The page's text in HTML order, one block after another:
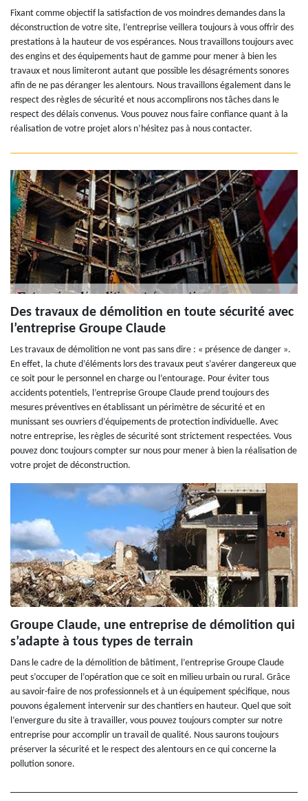
Fixant comme objectif la satisfaction de vos moindres demandes dans la
déconstruction de votre site, l’entreprise veillera toujours à vous offrir des
prestations à la hauteur de vos espérances. Nous travaillons toujours avec
des engins et des équipements haut de gamme pour mener à bien les
travaux et nous limiteront autant que possible les désagréments sonores
afin de ne pas déranger les alentours. Nous travaillons également dans le
respect des règles de sécurité et nous accomplirons nos tâches dans le
respect des délais convenus. Vous pouvez nous faire confiance quant à la
réalisation de votre projet alors n’hésitez pas à nous contacter.
Des travaux de démolition en toute sécurité avec
l’entreprise Groupe Claude
Les travaux de démolition ne vont pas sans dire : « présence de danger ».
En effet, la chute d’éléments lors des travaux peut s’avérer dangereux que
ce soit pour le personnel en charge ou l’entourage. Pour éviter tous
accidents potentiels, l’entreprise Groupe Claude prend toujours des
mesures préventives en établissant un périmètre de sécurité et en
munissant ses ouvriers d’équipements de protection individuelle. Avec
notre entreprise, les règles de sécurité sont strictement respectées. Vous
pouvez donc toujours compter sur nous pour mener à bien la réalisation de
votre projet de déconstruction.
Groupe Claude, une entreprise de démolition qui
s’adapte à tous types de terrain
Dans le cadre de la démolition de bâtiment, l’entreprise Groupe Claude
peut s’occuper de l’opération que ce soit en milieu urbain ou rural. Grâce
au savoir-faire de nos professionnels et à un équipement spécifique, nous
pouvons également intervenir sur des chantiers en hauteur. Quel que soit
l’envergure du site à travailler, vous pouvez toujours compter sur notre
entreprise pour accomplir un travail de qualité. Nous saurons toujours
préserver la sécurité et le respect des alentours en ce qui concerne la
pollution sonore.